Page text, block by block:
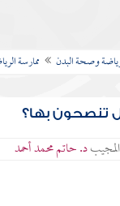
وصحة البدن ممارسة
تنصحون بها؟
المجيبد. حاتم محمد أحمد